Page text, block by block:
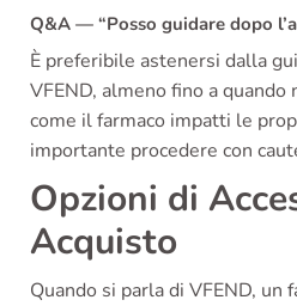
Q&A — “Posso guidare dopo
È preferibile astenersi dalla
VFEND, almeno fino a quando
come il farmaco impatti le
importante procedere con
Opzioni di
Acquisto
Quando si parla di VFEND, un